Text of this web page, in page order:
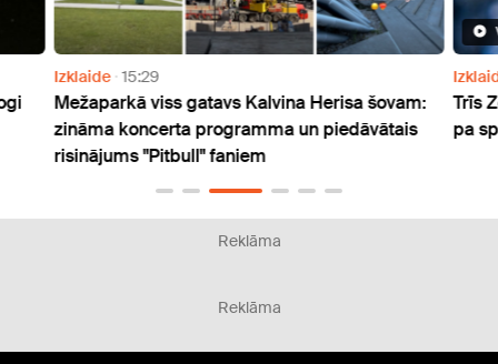
Izklaide 15:29
Mežaparkā viss gatavs Kalvina Herisa šovam:
zināma koncerta programma un piedāvātais
risinājums "Pitbull" faniem
Trīs
pa
Reklāma
Reklāma